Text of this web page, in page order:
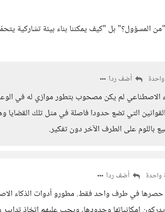
"من المسؤول؟" بل "كيف يمكننا بناء بيئة تشاركية
أضف ردا
الاصطناعي لم يكن مصحوب بتطور موازي له في
التي تضع حدودا فاصلة في مثل تلك القضايا
باللوم على الطرف الآخر دون تفكير.
واحدة أضف ردا
حصرها في طرف واحد فقط. مطورو أدوات الذكاء